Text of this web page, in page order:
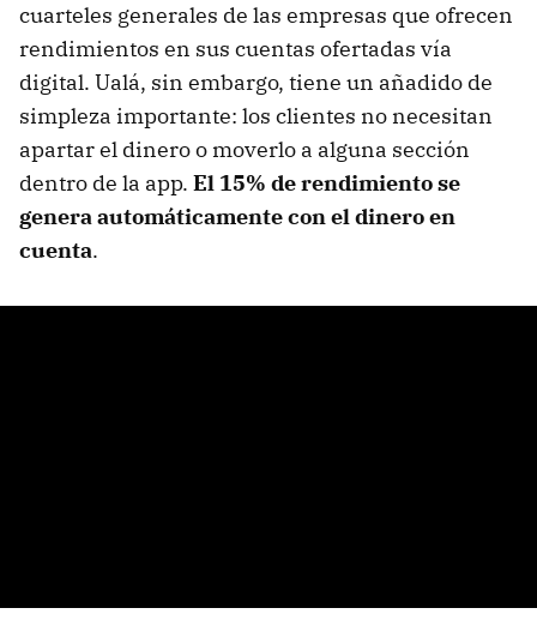
cuarteles generales de las empresas que ofrecen
rendimientos en sus cuentas ofertadas vía
digital. Ualá, sin embargo, tiene un añadido de
simpleza importante: los clientes no necesitan
apartar el dinero o moverlo a alguna sección
dentro de la app. El 15% de rendimiento se
genera automáticamente con el dinero en
cuenta.